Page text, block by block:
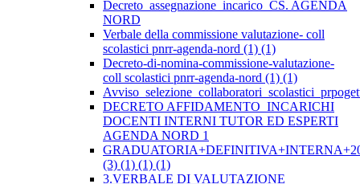
Decreto_assegnazione_incarico_CS. AGENDA
NORD
Verbale della commissione valutazione- coll
scolastici pnrr-agenda-nord (1) (1)
Decreto-di-nomina-commissione-valutazione-
coll scolastici pnrr-agenda-nord (1) (1)
DECRETO AFFIDAMENTO INCARICHI
DOCENTI INTERNI TUTOR ED ESPERTI
AGENDA NORD 1
(3) (1) (1) (1)
3.VERBALE DI VALUTAZIONE